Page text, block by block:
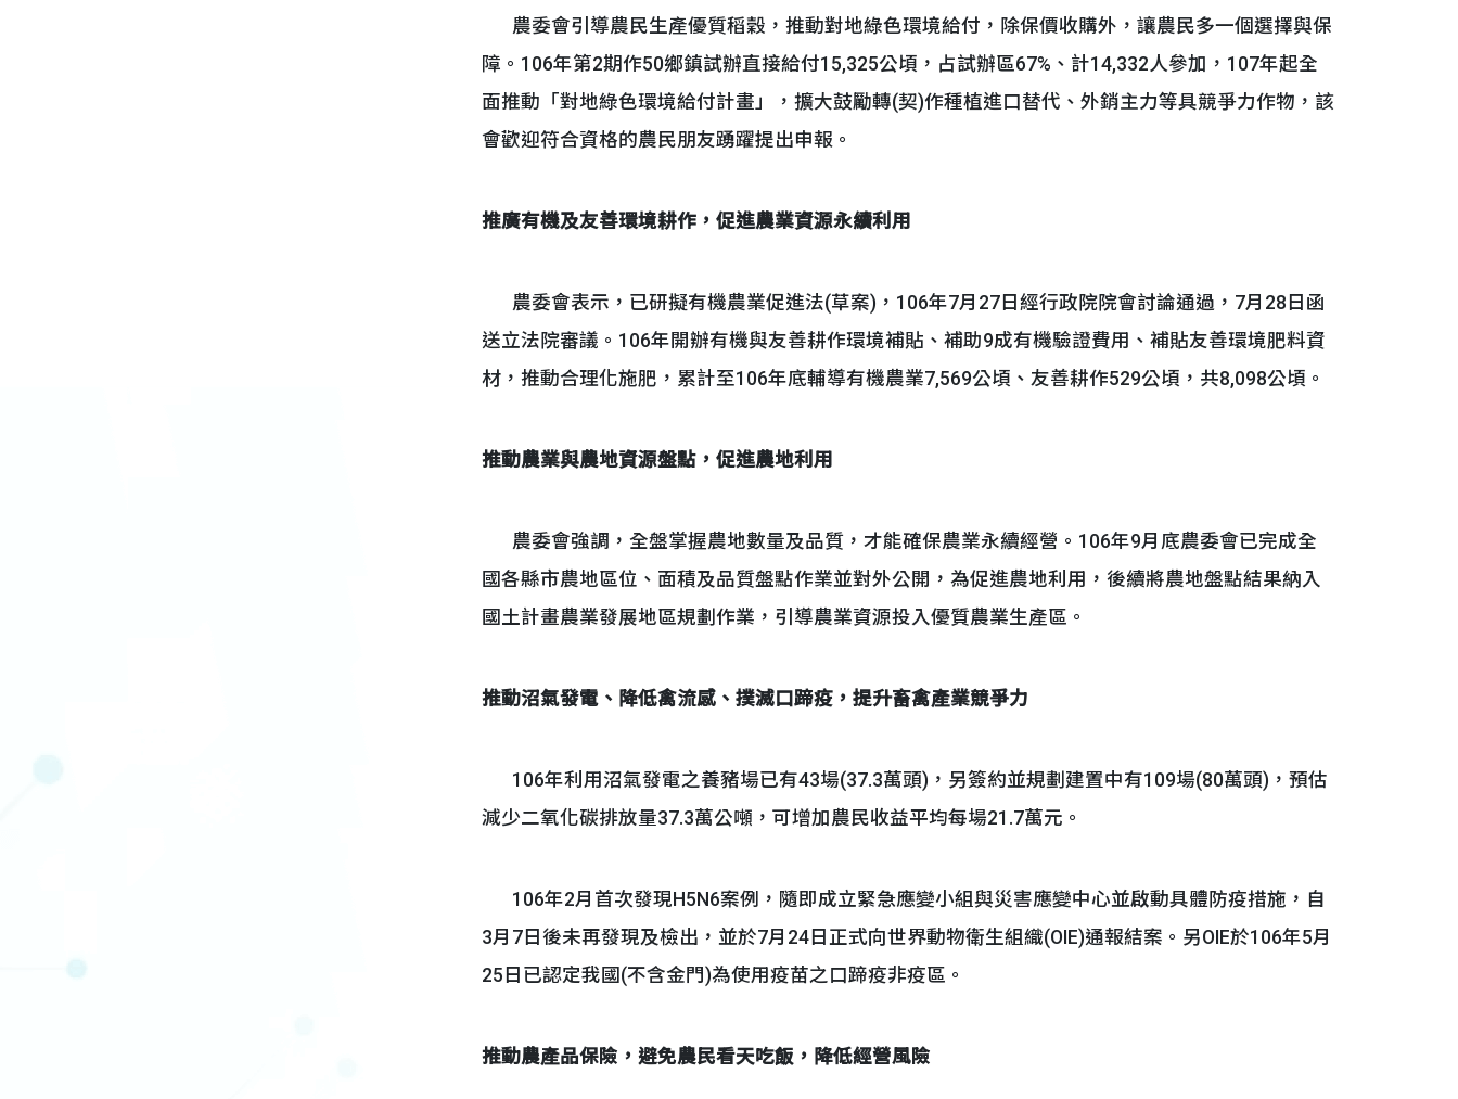
農委會引導農民生產優質稻穀，推動對地綠色環境給付，除保價收購外，讓農民多一個選擇與保
障。106年第2期作50鄉鎮試辦直接給付15,325公頃，占試辦區67%、計14,332人參加，107年起全
面推動「對地綠色環境給付計畫」，擴大鼓勵轉(契)作種植進口替代、外銷主力等具競爭力作物，該
會歡迎符合資格的農民朋友踴躍提出申報。
推廣有機及友善環境耕作，促進農業資源永續利用
農委會表示，已研擬有機農業促進法(草案)，106年7月27日經行政院院會討論通過，7月28日函
送立法院審議。106年開辦有機與友善耕作環境補貼、補助9成有機驗證費用、補貼友善環境肥料資
材，推動合理化施肥，累計至106年底輔導有機農業7,569公頃、友善耕作529公頃，共8,098公頃。
推動農業與農地資源盤點，促進農地利用
農委會強調，全盤掌握農地數量及品質，才能確保農業永續經營。106年9月底農委會已完成全
國各縣市農地區位、面積及品質盤點作業並對外公開，為促進農地利用，後續將農地盤點結果納入
國土計畫農業發展地區規劃作業，引導農業資源投入優質農業生產區。
推動沼氣發電、降低禽流感、撲滅口蹄疫，提升畜禽產業競爭力
106年利用沼氣發電之養豬場已有43場(37.3萬頭)，另簽約並規劃建置中有109場(80萬頭)，預估
減少二氧化碳排放量37.3萬公噸，可增加農民收益平均每場21.7萬元。
106年2月首次發現H5N6案例，隨即成立緊急應變小組與災害應變中心並啟動具體防疫措施，自
3月7日後未再發現及檢出，並於7月24日正式向世界動物衛生組織(OIE)通報結案。另OIE於106年5月
25日已認定我國(不含金門)為使用疫苗之口蹄疫非疫區。
推動農產品保險，避免農民看天吃飯，降低經營風險